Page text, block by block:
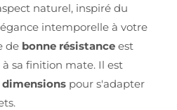
naturel, inspiré du
intemporelle à votre
de bonne résistance est
sa finition mate. Il est
pour s'adapter